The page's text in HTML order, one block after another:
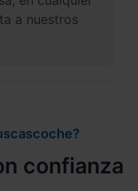
a nuestros
confianza